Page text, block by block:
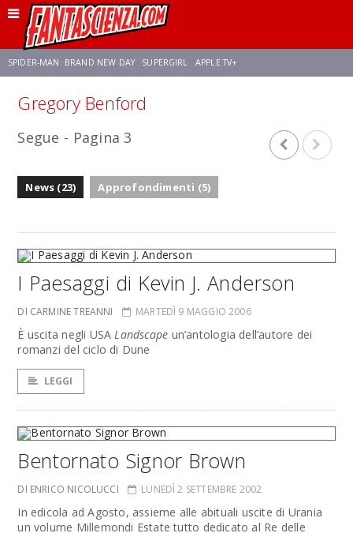
SPIDER-MAN: BRAND NEW DAY SUPERGIRL APPLE TV+
FRANCO RICCIARDIELLO
Gregory Benford
Segue - Pagina 3
News (23) Approfondimenti (5)
I Paesaggi di Kevin J. Anderson
DI CARMINE TREANNI MARTEDÌ 9 MAGGIO 2006
È uscita negli USALandscape un’antologia dell’autore dei
romanzi del ciclo di Dune
LEGGI
Bentornato Signor Brown
DI ENRICO NICOLUCCI LUNEDÌ 2 SETTEMBRE 2002
In edicola ad Agosto, assieme alle abituali uscite di Urania
un volume Millemondi Estate tutto dedicato al Re delle